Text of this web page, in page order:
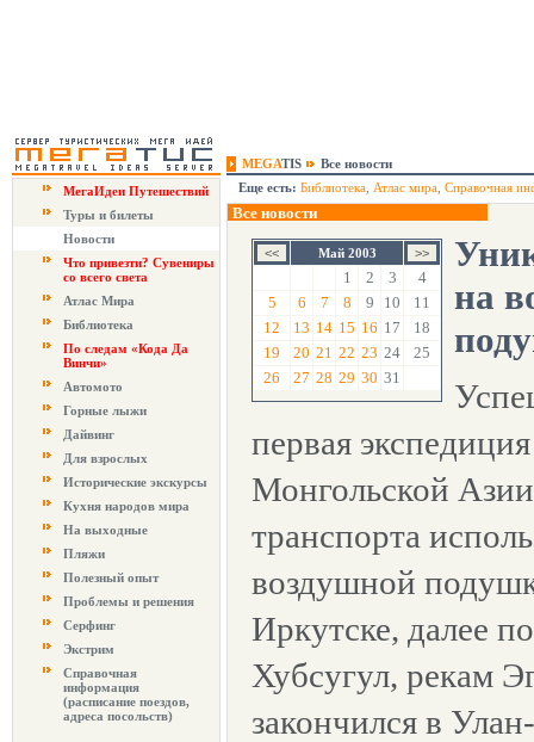
MEGATIS
Все новости
МегаИдеи Путешествий
Туры и билеты
Новости
Что привезти? Сувениры
со всего света
Атлас Мира
Библиотека
По следам «Кода Да
Винчи»
Автомото
Горные лыжи
Дайвинг
Для взрослых
Исторические экскурсы
Кухня народов мира
На выходные
Пляжи
Полезный опыт
Проблемы и решения
Серфинг
Экстрим
Справочная
информация
(расписание поездов,
адреса посольств)
Еще есть: Библиотека Атлас мира Справочная
Все новости
Май 2003
1 2 3
4
5
6 7 8 9 10
11
12
13 14 15 16 17
18
19
20 21 22 23 24
25
26
27 28 29 30 31
на
первая
Монгольской
транспорта
воздушной
Иркутске, далее
Хубсугул, рекам
закончился в